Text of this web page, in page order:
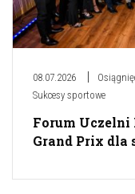
08.07.2026
Sukcesy sportowe
Forum
Grand Prix dla